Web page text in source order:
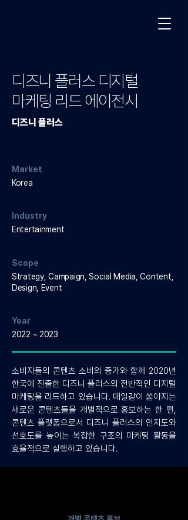
디즈니 플러스 디지털
마케팅 리드 에이전시
디즈니 플러스
Market
Korea
Industry
Entertainment
Scope
Strategy, Campaign, Social Media, Content,
Design, Event
Year
2022 ~ 2023
소비자들의 콘텐츠 소비의 증가와 함께 2020년
한국에 진출한 디즈니 플러스의 전반적인 디지털
마케팅을 리드하고 있습니다. 매일같이 쏟아지는
새로운 콘텐츠들을 개별적으로 홍보하는 한 편,
콘텐츠 플랫폼으로서 디즈니 플러스의 인지도와
선호도를 높이는복잡한 구조의 마케팅 활동을
효율적으로 실행하고 있습니다.